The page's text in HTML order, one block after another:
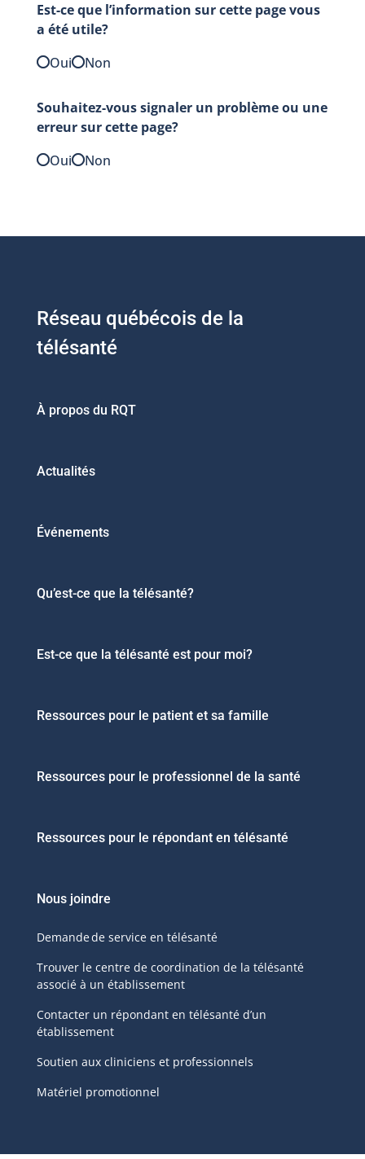
Est-ce que l’information sur cette page vous
a été utile?
Oui
Non
Souhaitez-vous signaler un problème ou une
erreur sur cette page?
Oui
Non
Réseau québécois de la
télésanté
À propos du RQT
Actualités
Événements
Qu’est-ce que la télésanté?
Est-ce que la télésanté est pour moi?
Ressources pour le patient et sa famille
Ressources pour le professionnel de la santé
Ressources pour le répondant en télésanté
Nous joindre
Demande de service en télésanté
Trouver le centre de coordination de la télésanté
associé à un établissement
Contacter un répondant en télésanté d’un
établissement
Soutien aux cliniciens et professionnels
Matériel promotionnel